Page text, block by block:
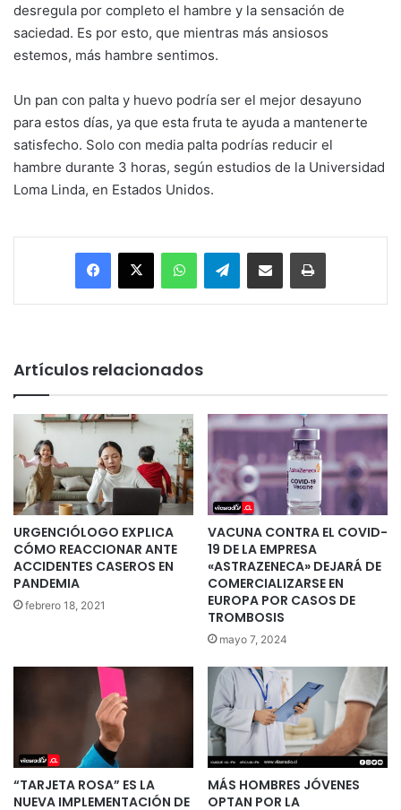
desregula por completo el hambre y la sensación de
saciedad. Es por esto, que mientras más ansiosos
estemos, más hambre sentimos.
Un pan con palta y huevo podría ser el mejor desayuno
para estos días, ya que esta fruta te ayuda a mantenerte
satisfecho. Solo con media palta podrías reducir el
hambre durante 3 horas, según estudios de la Universidad
Loma Linda, en Estados Unidos.
Facebook
X WhatsAppTelegramEnviar vía email Imprimir
Artículos relacionados
URGENCIÓLOGO EXPLICA
CÓMO REACCIONAR ANTE
ACCIDENTES CASEROS EN
PANDEMIA
febrero 18, 2021
VACUNA CONTRA EL COVID-
19 DE LA EMPRESA
«ASTRAZENECA» DEJARÁ DE
COMERCIALIZARSE EN
EUROPA POR CASOS DE
TROMBOSIS
mayo 7, 2024
“TARJETA ROSA” ES LA
NUEVA IMPLEMENTACIÓN DE
MÁS HOMBRES JÓVENES
OPTAN POR LA